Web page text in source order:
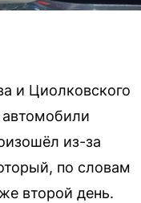
и Циолковского
автомобили
из-за
по словам
второй день.